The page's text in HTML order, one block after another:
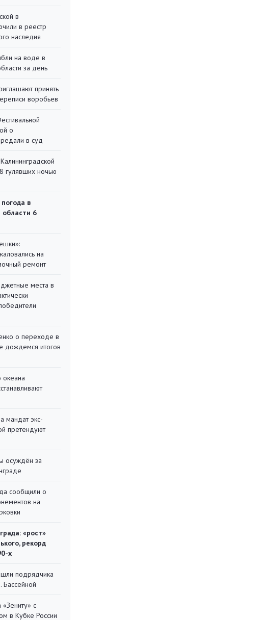
в
в реестр
наследия
на воде в
за день
принять
воробьев
о
в суд
гулявших ночью
в
области 6
на
ремонт
места в
о переходе в
дождемся итогов
мандат экс-
претендуют
осуждён за
сообщили о
на
«рост»
рекорд
х
подрядчика
Бассейной
«Зениту» с
в Кубке России